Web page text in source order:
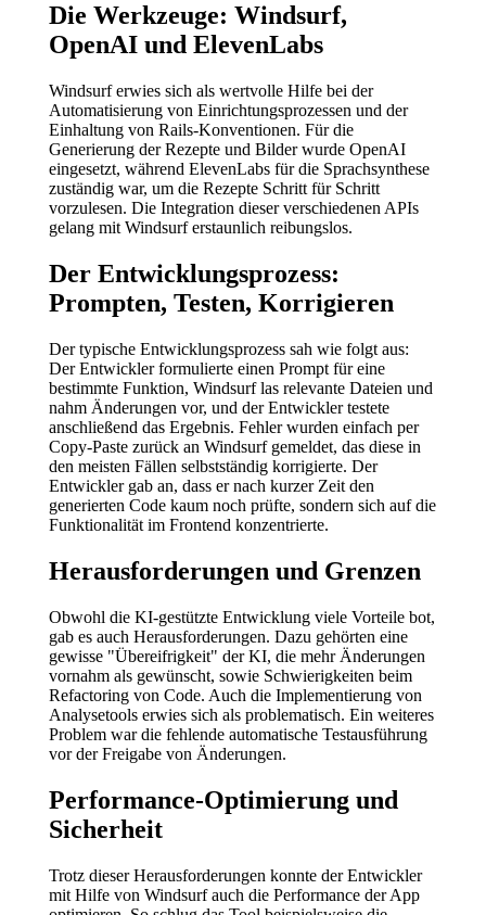
Die Werkzeuge: Windsurf,
OpenAI und ElevenLabs
Windsurf erwies sich als wertvolle Hilfe bei der
Automatisierung von Einrichtungsprozessen und der
Einhaltung von Rails-Konventionen. Für die
Generierung der Rezepte und Bilder wurde OpenAI
eingesetzt, während ElevenLabs für die Sprachsynthese
zuständig war, um die Rezepte Schritt für Schritt
vorzulesen. Die Integration dieser verschiedenen APIs
gelang mit Windsurf erstaunlich reibungslos.
Der Entwicklungsprozess:
Prompten, Testen, Korrigieren
Der typische Entwicklungsprozess sah wie folgt aus:
Der Entwickler formulierte einen Prompt für eine
bestimmte Funktion, Windsurf las relevante Dateien und
nahm Änderungen vor, und der Entwickler testete
anschließend das Ergebnis. Fehler wurden einfach per
Copy-Paste zurück an Windsurf gemeldet, das diese in
den meisten Fällen selbstständig korrigierte. Der
Entwickler gab an, dass er nach kurzer Zeit den
generierten Code kaum noch prüfte, sondern sich auf die
Funktionalität im Frontend konzentrierte.
Herausforderungen und Grenzen
Obwohl die KI-gestützte Entwicklung viele Vorteile bot,
gab es auch Herausforderungen. Dazu gehörten eine
gewisse "Übereifrigkeit" der KI, die mehr Änderungen
vornahm als gewünscht, sowie Schwierigkeiten beim
Refactoring von Code. Auch die Implementierung von
Analysetools erwies sich als problematisch. Ein weiteres
Problem war die fehlende automatische Testausführung
vor der Freigabe von Änderungen.
Performance-Optimierung und
Sicherheit
Trotz dieser Herausforderungen konnte der Entwickler
mit Hilfe von Windsurf auch die Performance der App